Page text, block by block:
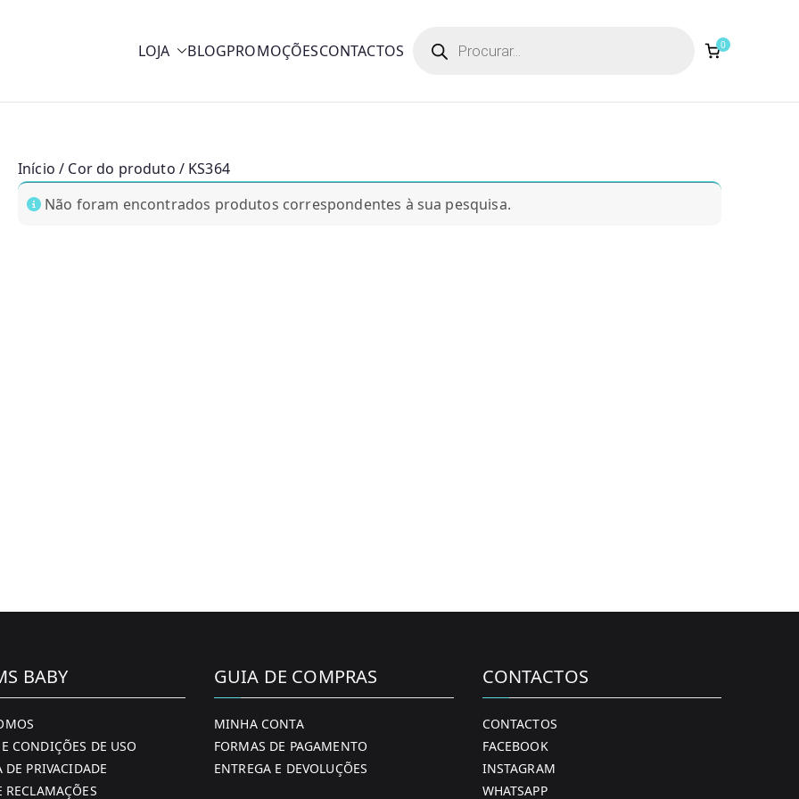
LOJA BLOGPROMOÇÕESCONTACTOS search 0
Início / Cor do produto / KS364
Não foram encontrados produtos correspondentes à sua pesquisa.
BABY
CONDIÇÕES DE USO
DE PRIVACIDADE
RECLAMAÇÕES
GUIA DE COMPRAS
MINHA CONTA
FORMAS DE PAGAMENTO
ENTREGA E DEVOLUÇÕES
CONTACTOS
CONTACTOS
FACEBOOK
INSTAGRAM
WHATSAPP